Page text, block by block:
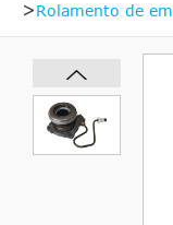
Rolamento de